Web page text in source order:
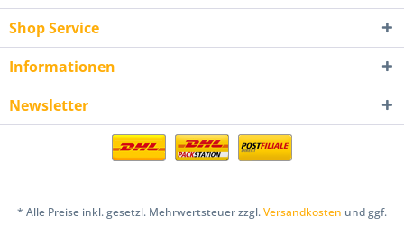
Shop Service
Informationen
Newsletter
* Alle Preise inkl. gesetzl. Mehrwertsteuer zzgl.Versandkosten und ggf.